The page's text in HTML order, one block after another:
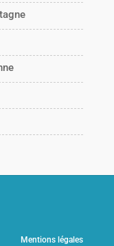
Mentions légales